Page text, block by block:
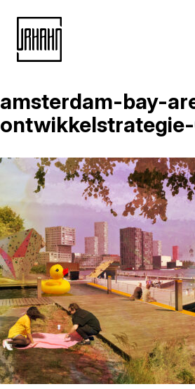
Naar
inhoud
amsterdam-bay-